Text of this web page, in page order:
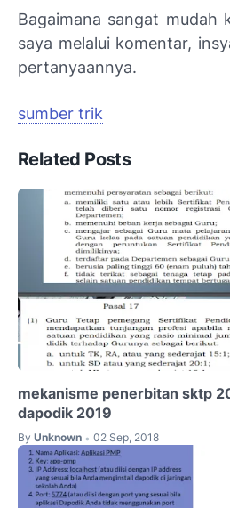
Bagaimana sangat mudah
saya melalui komentar,
pertanyaannya.
sumber trik
Related Posts
mekanisme penerbitan sktp
dapodik 2019
By Unknown • 02 Sep, 2018